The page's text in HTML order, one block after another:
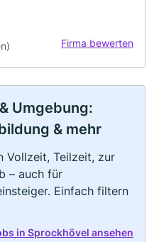
Firma bewerten
Umgebung:
& mehr
Vollzeit, Teilzeit, zur
– auch für
Einfach filtern
in Sprockhövel ansehen